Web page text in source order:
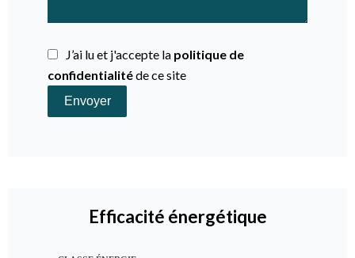
J’ai lu et j'accepte la politique de
confidentialitéde ce site
Envoyer
Efficacité énergétique